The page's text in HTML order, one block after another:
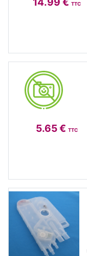
TTC
5.65 € TTC